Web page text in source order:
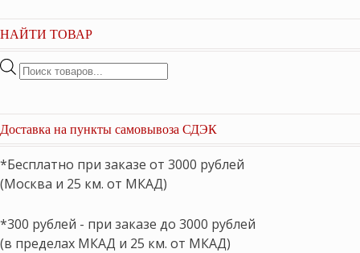
НАЙТИ ТОВАР
Поиск
Доставка на пункты самовывоза СДЭК
*Бесплатно при заказе от 3000 рублей
(Москва и 25 км. от МКАД)
*300 рублей - при заказе до 3000 рублей
(в пределах МКАД и 25 км. от МКАД)